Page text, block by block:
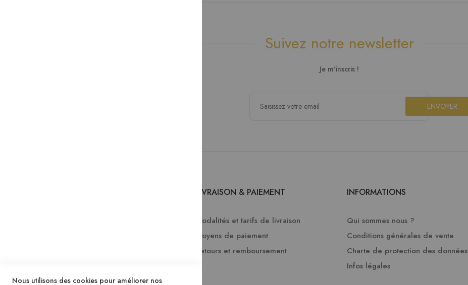
Suivez notre newsletter
Je m'inscris !
ENVOYER
LIVRAISON & PAIEMENT
Modalités et tarifs de livraison
Moyens de paiement
Retours et remboursement
INFORMATIONS
Qui sommes nous ?
Conditions générales de vente
Charte de protection des données
Infos légales
Nous utilisons des cookies pour améliorer nos